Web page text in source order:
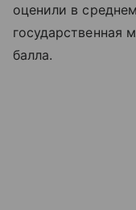
оценили в
государственная
балла.